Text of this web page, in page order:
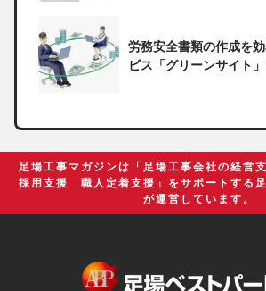
労務安全書類の作成を
ビス「グリーンサイト
届いたらどうしたらい
足場工事マガジンは「足場工事会社の経営
採用支援 職人定着支援」をサポートする
が運営しています。